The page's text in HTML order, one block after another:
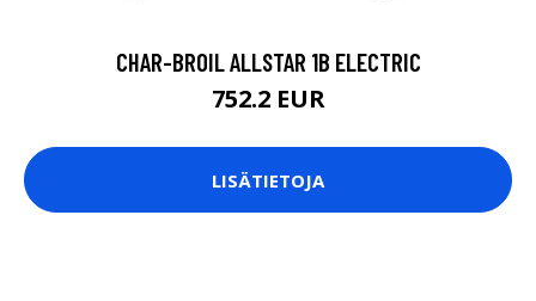
CHAR-BROIL ALLSTAR 1B ELECTRIC
752.2 EUR
LISÄTIETOJA